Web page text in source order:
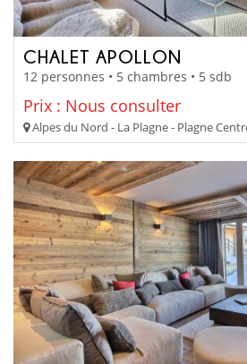
CHALET APOLLON
12 personnes • 5 chambres • 5 sdb
Prix : Nous consulter
Alpes du Nord - La Plagne - Plagne